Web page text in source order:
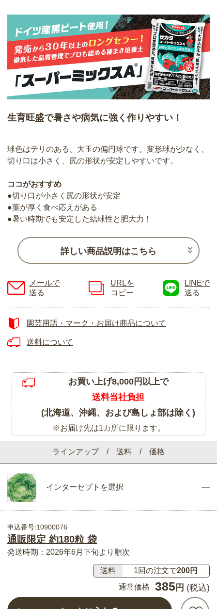
生育旺盛で暑さや病気に強く作りやすい！
ラインアップ / 送料 / 価格
インターセプトを選択
申込番号:10900076
通販限定 約180粒 袋
発送時期：2026年6月下旬より順次
送料 1回の注文で200円
通常価格
385 円 (税込)
球色はテリのある、大玉の偏円球です。変形球が少なく、
切り口は小さく、尻の形状が安定しやすいです。
ココがおすすめ
●切り口が小さく尻の形状が安定
●葉が厚く食べ応えがある
●暑い時期でも安定した結球性と肥大力！
詳しい商品説明はこちら
メールで
送る
URLを
コピー
LINEで
送る
園芸用語・マーク・お届け商品について
送料について
お買い上げ8,000円以上で
送料当社負担
(北海道、沖縄、および島しょ部は除く)
※お届け先は1カ所に限ります。